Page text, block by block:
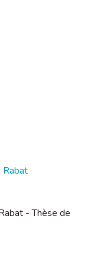
Rabat
- Thèse de